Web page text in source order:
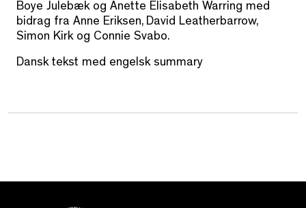
Boye Julebæk og Anette Elisabeth Warring med
bidrag fra Anne Eriksen, David Leatherbarrow,
Simon Kirk og Connie Svabo.
Dansk tekst med engelsk summary